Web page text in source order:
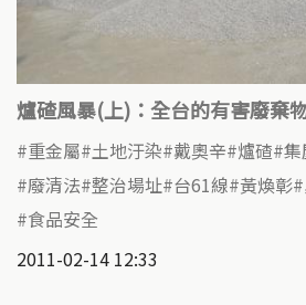
爐碴風暴(上)：全台的有害廢棄
重金屬 土地汙染 戴奧辛 爐碴 集
廢清法 整治場址 台61線 黃煥彰
食品安全
2011-02-14 12:33